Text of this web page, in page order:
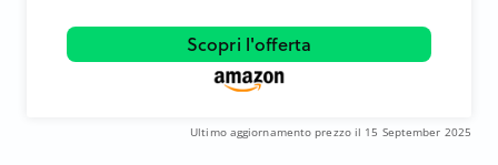
Scopri l'offerta
Ultimo aggiornamento prezzo il 15 September 2025